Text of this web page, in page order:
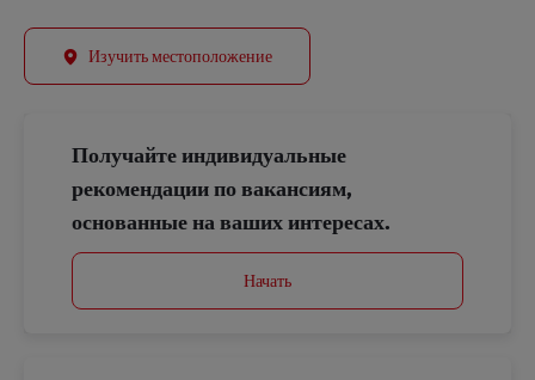
Изучить местоположение
Получайте индивидуальные
рекомендации по вакансиям,
основанные на ваших интересах.
Начать